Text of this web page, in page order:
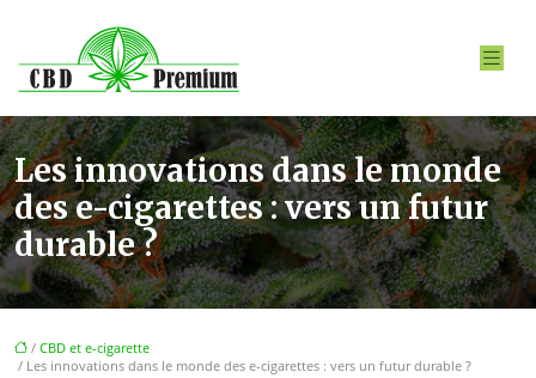
Les innovations dans le monde
des e-cigarettes : vers un futur
durable ?
/ CBD et e-cigarette
/ Les innovations dans le monde des e-cigarettes : vers un futur durable ?